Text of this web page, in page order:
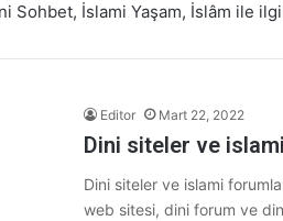
Sohbet, İslami Yaşam, İslâm ile
Editor Mart 22, 2022
Dini siteler ve
Dini siteler ve islami
web sitesi, dini forum ve